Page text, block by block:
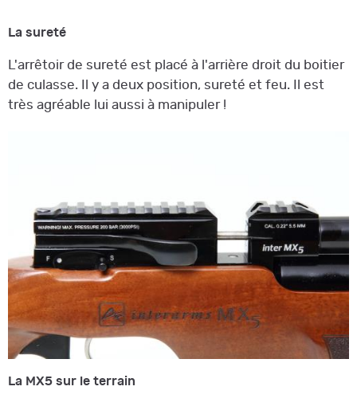
La sureté
L'arrêtoir de sureté est placé à l'arrière droit du boitier
de culasse. Il y a deux position, sureté et feu. Il est
très agréable lui aussi à manipuler !
La MX5 sur le terrain